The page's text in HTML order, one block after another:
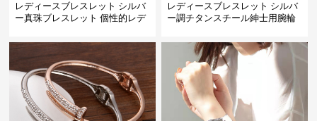
レディースブレスレット シルバ
ー真珠ブレスレット 個性的レデ
レディースブレスレット シルバ
ー調チタンスチール紳士用腕輪